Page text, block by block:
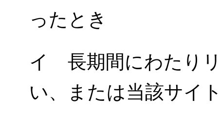
ったとき
イ 長期間にわたり
い、または当該サイ